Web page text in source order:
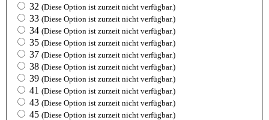
32 (Diese Option ist zurzeit nicht verfügbar.)
33 (Diese Option ist zurzeit nicht verfügbar.)
34 (Diese Option ist zurzeit nicht verfügbar.)
35 (Diese Option ist zurzeit nicht verfügbar.)
37 (Diese Option ist zurzeit nicht verfügbar.)
38 (Diese Option ist zurzeit nicht verfügbar.)
39 (Diese Option ist zurzeit nicht verfügbar.)
41 (Diese Option ist zurzeit nicht verfügbar.)
43 (Diese Option ist zurzeit nicht verfügbar.)
45 (Diese Option ist zurzeit nicht verfügbar.)